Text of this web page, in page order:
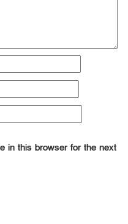
in this browser for the next